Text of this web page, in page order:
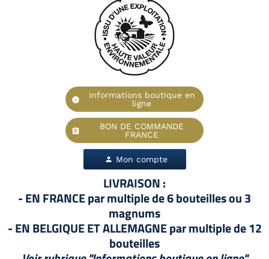
info
Informations boutique en
ligne
assignment
BON DE COMMANDE
FRANCE
person Mon compte
LIVRAISON :
- EN FRANCE par multiple de 6 bouteilles ou 3
magnums
- EN BELGIQUE ET ALLEMAGNE par multiple de 12
bouteilles